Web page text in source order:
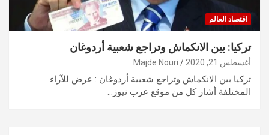
اقتصاد العالم
تركيا: بين الانكماش وتراجع شعبية أردوغان
أغسطس 21, 2020 Majde Nouri
تركيا بين الانكماش وتراجع شعبية أردوغان : عرض للآراء
المختلفة أشار كل من موقع عرب نيوز…